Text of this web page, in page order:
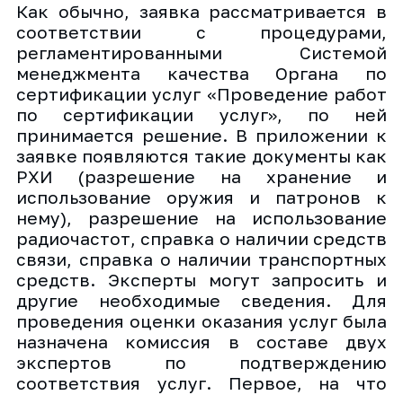
Как обычно, заявка рассматривается в
соответствии с процедурами,
регламентированными Системой
менеджмента качества Органа по
сертификации услуг «Проведение работ
по сертификации услуг», по ней
принимается решение. В приложении к
заявке появляются такие документы как
РХИ (разрешение на хранение и
использование оружия и патронов к
нему), разрешение на использование
радиочастот, справка о наличии средств
связи, справка о наличии транспортных
средств. Эксперты могут запросить и
другие необходимые сведения. Для
проведения оценки оказания услуг была
назначена комиссия в составе двух
экспертов по подтверждению
соответствия услуг. Первое, на что